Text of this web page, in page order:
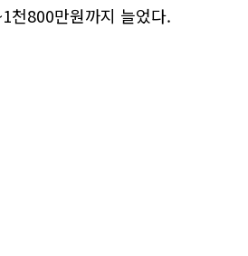
천800만원까지 늘었다.